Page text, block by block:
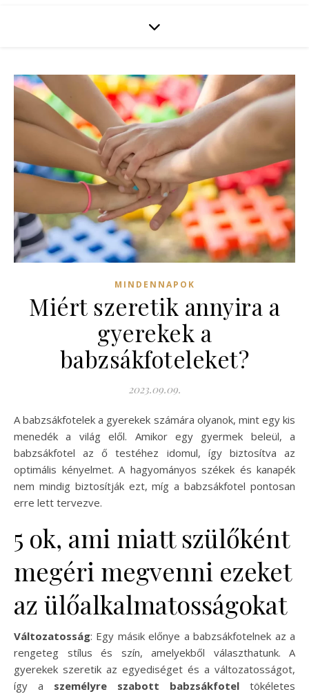
MINDENNAPOK
Miért szeretik annyira a
gyerekek a
babzsákfoteleket?
2023.09.09.
A babzsákfotelek a gyerekek számára olyanok, mint egy kis
menedék a világ elől. Amikor egy gyermek beleül, a
babzsákfotel az ő testéhez idomul, így biztosítva az
optimális kényelmet. A hagyományos székek és kanapék
nem mindig biztosítják ezt, míg a babzsákfotel pontosan
erre lett tervezve.
5 ok, ami miatt szülőként
megéri megvenni ezeket
az ülőalkalmatosságokat
Változatosság: Egy másik előnye a babzsákfotelnek az a
rengeteg stílus és szín, amelyekből választhatunk. A
gyerekek szeretik az egyediséget és a változatosságot,
így a személyre szabott babzsákfotel tökéletes